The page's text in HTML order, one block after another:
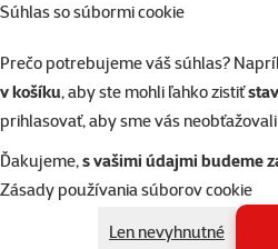
Súhlas so súbormi cookie
Prečo potrebujeme váš súhlas?
v košíku, aby ste mohli ľahko zistiť
prihlasovať, aby sme vás neobťažovali
Ďakujeme,s vašimi údajmi budeme
Zásady používania súborov cookie
Len nevyhnutné
Akvarium 60x35x40cm 5mm, 84l
superzoo.product.detail.content
Klasické sklenené akvárium bez
Veľkosť: 60 x 40 x 35 cm, hrúbka skla 5